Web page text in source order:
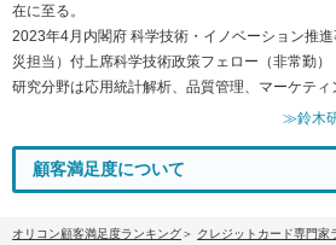
在に至る。
2023年4月内閣府 科学技術・イノベーション推
災担当）付上席科学技術政策フェロー（非常勤）
研究分野は応用統計解析、品質管理、マーケティ
≫鈴木
顧客満足度について
オリコン顧客満足度ランキング
クレジットカード専門家